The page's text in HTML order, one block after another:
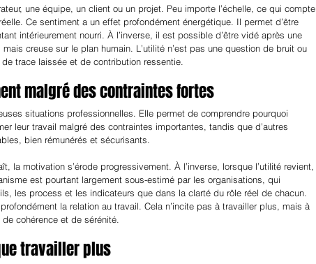
une équipe, un client ou un projet. Peu importe l’échelle, ce qui compte
Ce sentiment a un effet profondément énergétique. Il permet d’être
intérieurement nourri. À l’inverse, il est possible d’être vidé après une
creuse sur le plan humain. L’utilité n’est pas une question de bruit ou
trace laissée et de contribution ressentie.
malgré des contraintes fortes
situations professionnelles. Elle permet de comprendre pourquoi
leur travail malgré des contraintes importantes, tandis que d’autres
bien rémunérés et sécurisants.
la motivation s’érode progressivement. À l’inverse, lorsque l’utilité revient,
est pourtant largement sous-estimé par les organisations, qui
les process et les indicateurs que dans la clarté du rôle réel de chacun.
la relation au travail. Cela n’incite pas à travailler plus, mais à
cohérence et de sérénité.
travailler plus